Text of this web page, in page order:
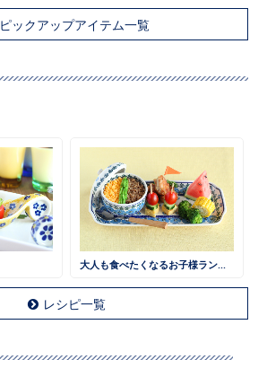
ピックアップアイテム一覧
レシピ一覧